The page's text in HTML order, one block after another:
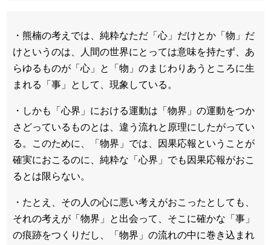
・熊楠の考えでは、純粋なただ「心」だけとか「物」だ
けというのは、人間の世界にとっては意味を持たず、あ
らゆるものが「心」と「物」のまじわりあうところに生
まれる「事」として、現象している。
・しかも「心界」における運動は「物界」の運動をつか
さどっているものとは、違う流れと原理にしたがってい
る。このために、「物界」では、因果応報ということが
確実におこるのに、純粋な「心界」でも因果応報がおこ
るとは限らない。
・たとえ、その人の心に悪い考えがおこったとしても、
それの考えが「物界」と出会って、そこに確かな「事」
の痕跡をつくりだし、「物界」の流れの中に巻き込まれ